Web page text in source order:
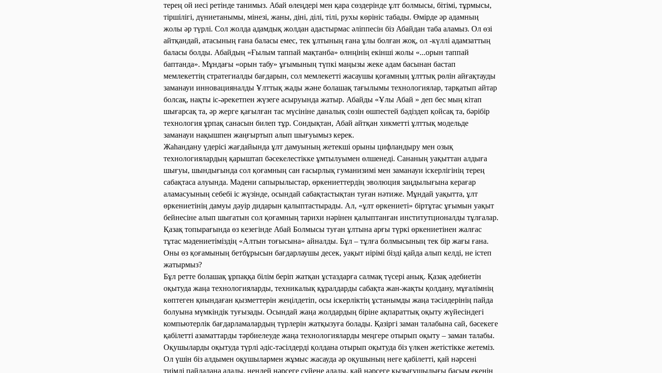
терең ой иесі ретінде танимыз. Абай өлеңдері мен қара сөздерінде ұлт болмысы, бітімі, тұрмысы,
тіршілігі, дүниетанымы, мінезі, жаны, діні, ділі, тілі, рухы көрініс табады. Өмірде әр адамның
жолы әр түрлі. Сол жолда адамдық жолдан адастырмас әліппесін біз Абайдан таба аламыз. Ол өзі
айтқандай, атасының ғана баласы емес, тек ұлтының ғана ұлы болған жоқ, ол -күллі адамзаттың
баласы болды. Абайдың «Ғылым таппай мақтанба» өлнңінің екінші жолы «...орын таппай
баптанда». Мұндағы «орын табу» ұғымының түпкі маңызы жеке адам басынан бастап
мемлекеттің стратегиалды бағдарын, сол мемлекетті жасаушы қоғамның ұлттық рөлін айғақтауды
заманауи инновацияналды Ұлттық жады және болашақ тағылымы технологиялар, тарқатып айтар
болсақ, нақты іс-әрекетпен жүзеге асыруында жатыр. Абайды «Ұлы Абай » деп бес мың кітап
шығарсақ та, әр жерге қағылған тас мүсініне даналық сөзін өшпестей бәдіздеп қойсақ та, бәрібір
технология ұрпақ санасын билеп тұр. Сондықтан, Абай айтқан хикметті ұлттық модельде
заманауи нақышпен жаңғыртып алып шығуымыз керек.
Жаһандану үдерісі жағдайында ұлт дамуының жетекші орыны цифландыру мен озық
технологиялардың қарыштап бәсекелестікке ұмтылуымен өлшенеді. Сананың уақыттан алдыға
шығуы, шындығында сол қоғамның сан ғасырлық гуманизимі мен заманауи іскерлігінің терең
сабақтаса алуында. Мәдени сапырылыстар, өркениеттердің эволюция заңдылығына керағар
аламасуының себебі іс жүзінде, осындай сабақтастықтан туған нәтиже. Мұндай уақытта, ұлт
өркениетінің дамуы дәуір дидарын қалыптастырады. Ал, «ұлт өркениеті» біртұтас ұғымын уақыт
бейнесіне алып шығатын сол қоғамның тарихи нәрінен қалыптанған институтционалды тұлғалар.
Қазақ топырағында өз кезегінде Абай Болмысы туған ұлтына арғы түркі өркениетінен жалғас
тұтас мәдениетіміздің «Алтын тоғысына» айналды. Бұл – тұлға болмысының тек бір жағы ғана.
Оны өз қоғамының бетбұрысын бағдарлаушы десек, уақыт иірімі бізді қайда алып келді, не істеп
жатырмыз?
Бұл ретте болашақ ұрпаққа білім беріп жатқан ұстаздарға салмақ түсері анық. Қазақ әдебиетін
оқытуда жаңа технологияларды, техникалық құралдарды сабақта жан-жақты қолдану, мұғалімнің
көптеген қиындаған қызметтерін жеңілдетіп, осы іскерліктің ұстанымды жаңа тәсілдерінің пайда
болуына мүмкіндік туғызады. Осындай жаңа жолдардың біріне ақпараттық оқыту жүйесіндегі
компьютерлік бағдарламалардың түрлерін жатқызуға болады. Қазіргі заман талабына сай, бәсекеге
қабілетті азаматтарды тәрбиелеуде жаңа технологияларды меңгере отырып оқыту – заман талабы.
Оқушыларды оқытуда түрлі әдіс-тәсілдерді қолдана отырып оқытуда біз үлкен жетістікке жетеміз.
Ол үшін біз алдымен оқушылармен жұмыс жасауда әр оқушының неге қабілетті, қай нәрсені
тиімді пайдалана алады, нендей нәрсеге сүйене алады, қай нәрсеге қызығушылығы басым екенін